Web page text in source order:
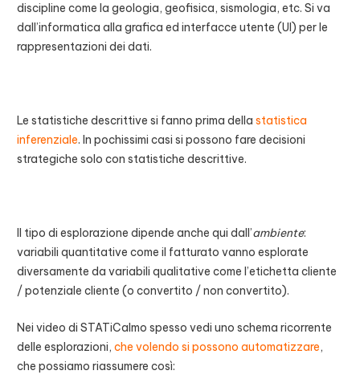
discipline come la geologia, geofisica, sismologia, etc. Si va
dall’informatica alla grafica ed interfacce utente (UI) per le
rappresentazioni dei dati.
Le statistiche descrittive si fanno prima dellastatistica
inferenziale. In pochissimi casi si possono fare decisioni
strategiche solo con statistiche descrittive.
Il tipo di esplorazione dipende anche qui dall’ambiente:
variabili quantitative come il fatturato vanno esplorate
diversamente da variabili qualitative come l’etichetta cliente
/ potenziale cliente (o convertito / non convertito).
Nei video di STATiCalmo spesso vedi uno schema ricorrente
delle esplorazioni,che volendo si possono automatizzare,
che possiamo riassumere così: